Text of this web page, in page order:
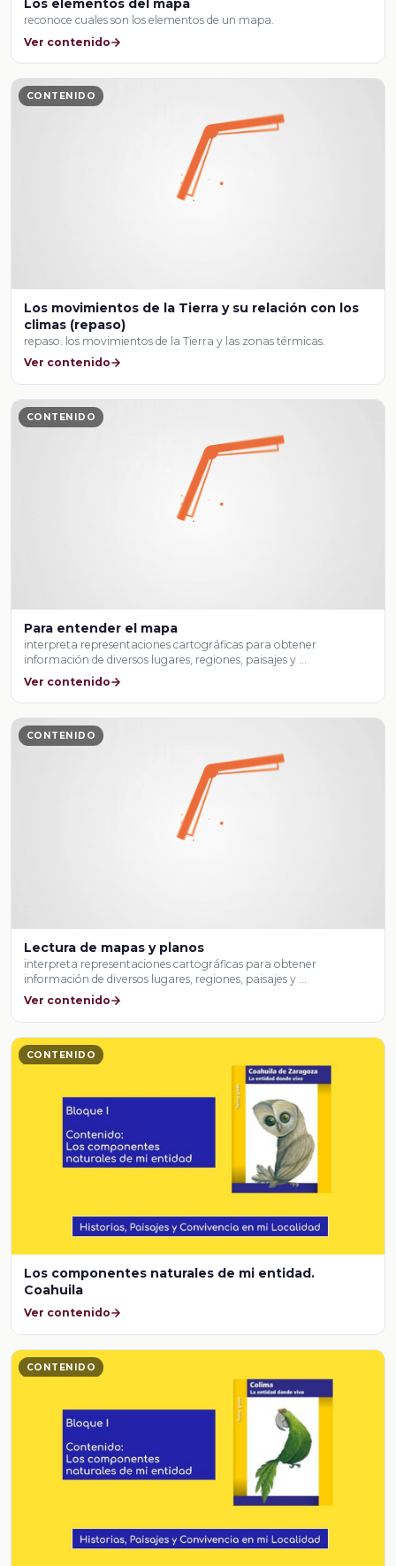
Los elementos del mapa
reconoce cuales son los elementos de un mapa.
Ver contenido
CONTENIDO
Los movimientos de la Tierra y su relación con los
climas (repaso)
repaso. los movimientos de la Tierra y las zonas térmicas.
Ver contenido
CONTENIDO
Para entender el mapa
interpreta representaciones cartográficas para obtener
información de diversos lugares, regiones, paisajes y …
Ver contenido
CONTENIDO
Lectura de mapas y planos
interpreta representaciones cartográficas para obtener
información de diversos lugares, regiones, paisajes y …
Ver contenido
CONTENIDO
Los componentes naturales de mi entidad.
Coahuila
Ver contenido
CONTENIDO